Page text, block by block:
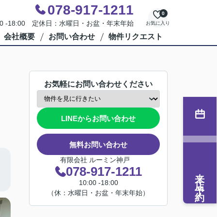
078-917-1211
-18:00 定休日：水曜日・お盆・年末年始 お気に入り
0
会社概要 お問い合わせ 物件リクエスト
お気軽にお問い合わせください
LINEからお問い合わせ
無料お問い合わせ
有限会社 ルーミン神戸
078-917-1211
10:00 -18:00
（休：水曜日・お盆・年末年始）
来店予約